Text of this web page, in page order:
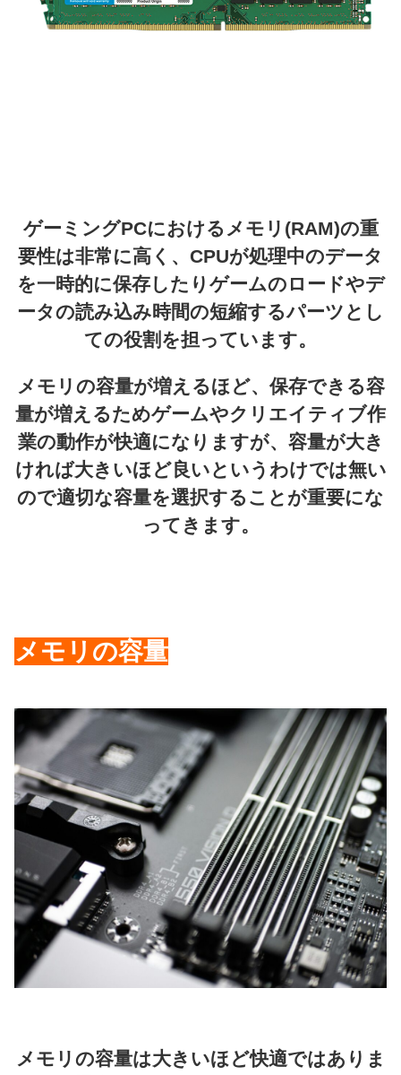
ゲーミングPCにおけるメモリ(RAM)の重
要性は非常に高く、CPUが処理中のデータ
を一時的に保存したりゲームのロードやデ
ータの読み込み時間の短縮するパーツとし
ての役割を担っています。
メモリの容量が増えるほど、保存できる容
量が増えるためゲームやクリエイティブ作
業の動作が快適になりますが、容量が大き
ければ大きいほど良いというわけでは無い
ので適切な容量を選択することが重要にな
ってきます。
メモリの容量
メモリの容量は大きいほど快適ではありま